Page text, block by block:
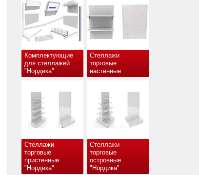
Комплектующие
для стеллажей
"Нордика"
Стеллажи
торговые
настенные
Стеллажи
торговые
пристенные
"Нордика"
Стеллажи
торговые
островные
"Нордика"